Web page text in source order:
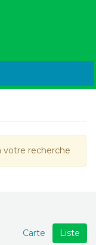
votre recherche
Liste
Carte